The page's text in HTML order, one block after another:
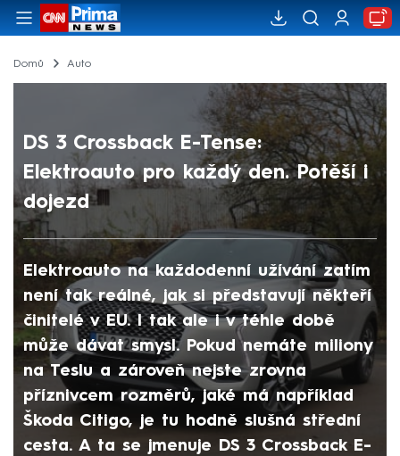
Domů Auto
DS 3 Crossback E-Tense:
Elektroauto pro každý den. Potěší i
dojezd
Elektroauto na každodenní užívání zatím
není tak reálné, jak si představují někteří
činitelé v EU. I tak ale i v téhle době
může dávat smysl. Pokud nemáte miliony
na Teslu a zároveň nejste zrovna
příznivcem rozměrů, jaké má například
Škoda Citigo, je tu hodně slušná střední
cesta. A ta se jmenuje DS 3 Crossback E-